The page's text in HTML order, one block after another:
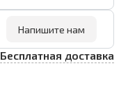
Напишите нам
Бесплатная доставка